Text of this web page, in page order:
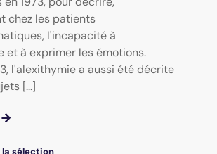
chez les patients
l'incapacité à
et à exprimer les émotions.
l'alexithymie a aussi été décrite
[...]
sélection